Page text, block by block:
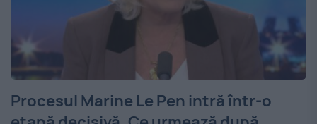
Procesul Marine Le Pen intră într-o